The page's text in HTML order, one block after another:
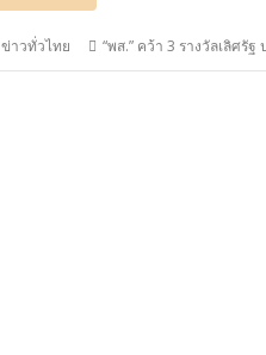
ข่าวทั่วไทย “พส.” คว้า 3 รางวัลเลิศ